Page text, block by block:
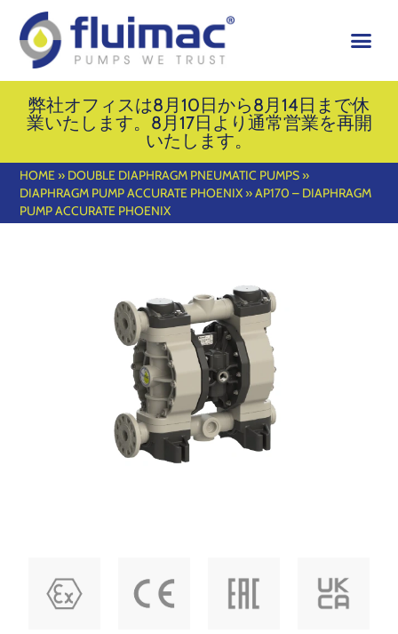
弊社オフィスは8月10日から8月14日まで休
業いたします。8月17日より通常営業を再開
いたします。
HOME » DOUBLE DIAPHRAGM PNEUMATIC PUMPS »
DIAPHRAGM PUMP ACCURATE PHOENIX »AP170 – DIAPHRAGM
PUMP ACCURATE PHOENIX